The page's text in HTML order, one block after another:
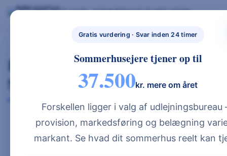
Gratis vurdering · Svar inden 24 timer
Sommerhusejere tjener op til
37.500kr. mere om året
Forskellen ligger i valg af
provision, markedsføring og belægning
markant. Se hvad dit sommerhus reelt kan
BYG NYT HUS & UDLEJ DIT SOMMERHUS – GUIDES, PRISER OG BEREGNERE".BYG NYT HUS SOMMERHUS GUIDE 2026
Kan Udlejning Betale
Sommerhuset?
Det er et af de mest stillede spørgsmål